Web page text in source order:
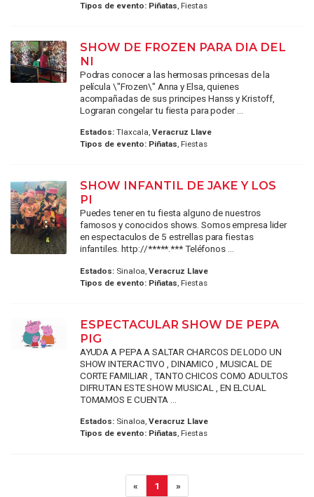
Tipos de evento: Piñatas, Fiestas
SHOW DE FROZEN PARA DIA DEL
NI
Podras conocer a las hermosas princesas de la
película \"Frozen\" Anna y Elsa, quienes
acompañadas de sus principes Hanss y Kristoff,
Lograran congelar tu fiesta para poder ...
Estados:Tlaxcala, Veracruz Llave
Tipos de evento: Piñatas, Fiestas
SHOW INFANTIL DE JAKE Y LOS
PI
Puedes tener en tu fiesta alguno de nuestros
famosos y conocidos shows. Somos empresa lider
en espectaculos de 5 estrellas para fiestas
infantiles. http://*****.*** Teléfonos ...
Estados:Sinaloa, Veracruz Llave
Tipos de evento: Piñatas, Fiestas
ESPECTACULAR SHOW DE PEPA
PIG
AYUDA A PEPA A SALTAR CHARCOS DE LODO UN
SHOW INTERACTIVO , DINAMICO , MUSICAL DE
CORTE FAMILIAR , TANTO CHICOS COMO ADULTOS
DIFRUTAN ESTE SHOW MUSICAL , EN ELCUAL
TOMAMOS E CUENTA ...
Estados:Sinaloa, Veracruz Llave
Tipos de evento: Piñatas, Fiestas
« 1 »